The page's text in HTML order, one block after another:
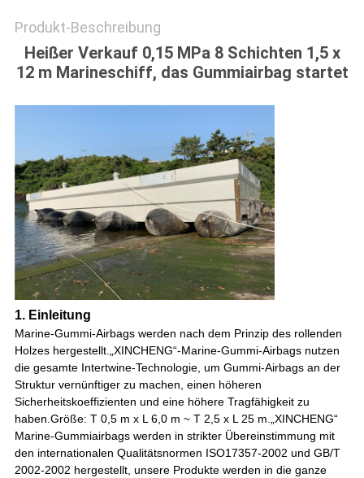
Produkt-Beschreibung
Heißer Verkauf 0,15 MPa 8 Schichten 1,5 x
12 m Marineschiff, das Gummiairbag startet
1. Einleitung
Marine-Gummi-Airbags werden nach dem Prinzip des rollenden
Holzes hergestellt.„XINCHENG“-Marine-Gummi-Airbags nutzen
die gesamte Intertwine-Technologie, um Gummi-Airbags an der
Struktur vernünftiger zu machen, einen höheren
Sicherheitskoeffizienten und eine höhere Tragfähigkeit zu
haben.Größe: T 0,5 m x L 6,0 m ~ T 2,5 x L 25 m.„XINCHENG“
Marine-Gummiairbags werden in strikter Übereinstimmung mit
den internationalen Qualitätsnormen ISO17357-2002 und GB/T
2002-2002 hergestellt, unsere Produkte werden in die ganze